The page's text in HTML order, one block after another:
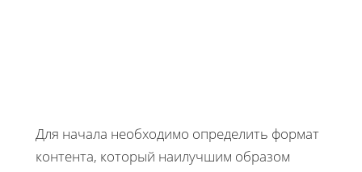
Для начала необходимо определить формат
контента, который наилучшим образом